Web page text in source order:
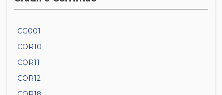
CG001
COR10
COR11
COR12